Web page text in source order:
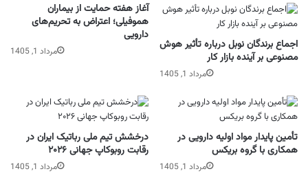
آغاز هفته حمایت از بیماران
هموفیلی؛ اعتراض به تحریم‌های
دارویی
مرداد 1, 1405
اجماع برندگان نوبل درباره تأثیر هوش
مصنوعی بر آینده بازار کار
مرداد 1, 1405
درخشش تیم ملی رباتیک ایران در
رقابت روبوکاپ جهانی ۲۰۲۶
مرداد 1, 1405
تأمین پایدار مواد اولیه دارویی در
همکاری با گروه بریکس
مرداد 1, 1405